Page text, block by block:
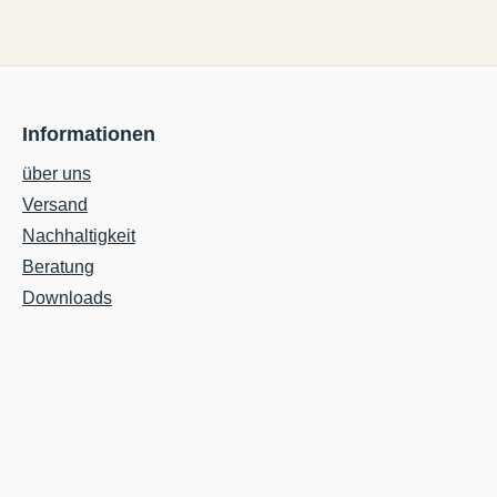
zu
sich bereits bei einer halben
Umdrehung spannt der
Informationen
über uns
Versand
Nachhaltigkeit
Beratung
Downloads